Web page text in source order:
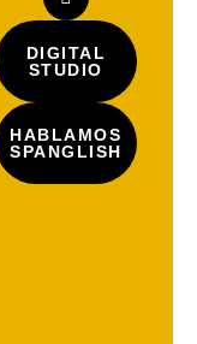
DIGITAL
STUDIO
HABLAMOS
SPANGLISH